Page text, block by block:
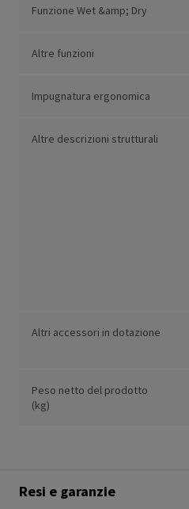
Funzione Wet &amp; Dry
Altre funzioni
Impugnatura ergonomica
Altre descrizioni strutturali
Altri accessori in dotazione
Peso netto del prodotto
(kg)
Resi e garanzie